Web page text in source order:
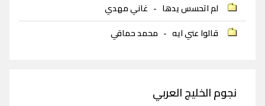
لم اتحسس يدها - غاني مهدي
قالوا عني ايه - محمد حماقي
نجوم الخليج العربي